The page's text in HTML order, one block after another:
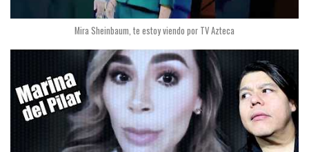
Mira Sheinbaum, te estoy viendo por TV Azteca